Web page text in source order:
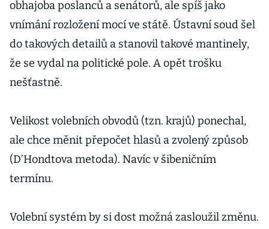
obhajoba poslanců a senátorů, ale spíš jako
vnímání rozložení mocí ve státě. Ústavní soud šel
do takových detailů a stanovil takové mantinely,
že se vydal na politické pole. A opět trošku
nešťastně.
Velikost volebních obvodů (tzn. krajů) ponechal,
ale chce měnit přepočet hlasů a zvolený způsob
(D’Hondtova metoda). Navíc v šibeničním
termínu.
Volební systém by si dost možná zasloužil změnu.